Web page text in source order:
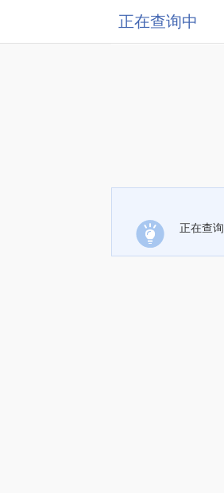
正在查询中
正在查